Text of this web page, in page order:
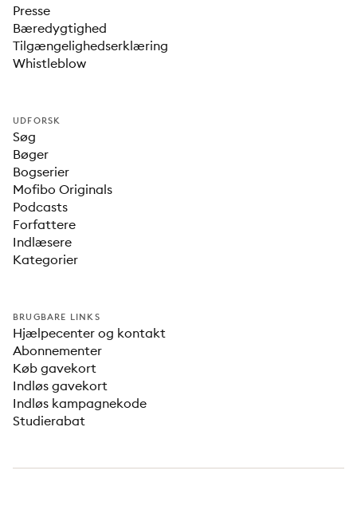
Presse
Bæredygtighed
Tilgængelighedserklæring
Whistleblow
UDFORSK
Søg
Bøger
Bogserier
Mofibo Originals
Podcasts
Forfattere
Indlæsere
Kategorier
BRUGBARE LINKS
Hjælpecenter og kontakt
Abonnementer
Køb gavekort
Indløs gavekort
Indløs kampagnekode
Studierabat